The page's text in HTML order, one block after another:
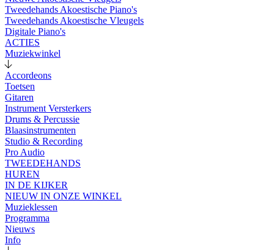
Tweedehands Akoestische Piano's
Tweedehands Akoestische Vleugels
Digitale Piano's
ACTIES
Muziekwinkel
Accordeons
Toetsen
Gitaren
Instrument Versterkers
Drums & Percussie
Blaasinstrumenten
Studio & Recording
Pro Audio
TWEEDEHANDS
HUREN
IN DE KIJKER
NIEUW IN ONZE WINKEL
Muzieklessen
Programma
Nieuws
Info